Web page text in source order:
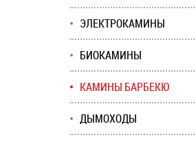
ЭЛЕКТРОКАМИНЫ
БИОКАМИНЫ
КАМИНЫ БАРБЕКЮ
ДЫМОХОДЫ